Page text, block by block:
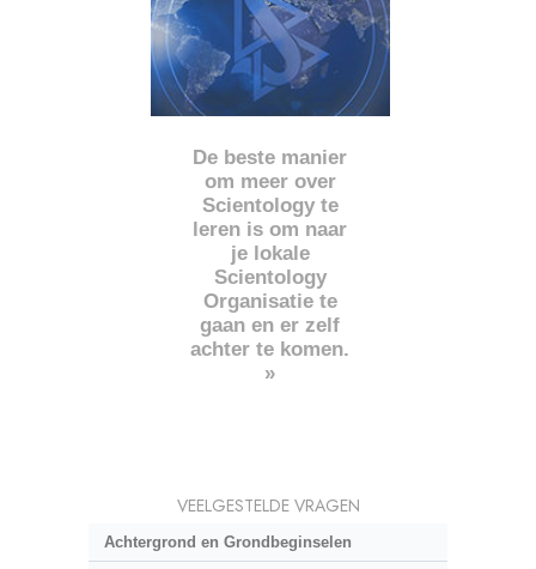
De beste manier
om meer over
Scientology te
leren is om naar
je lokale
Scientology
Organisatie te
gaan en er zelf
achter te komen.
»
VEELGESTELDE VRAGEN
Achtergrond en Grondbeginselen